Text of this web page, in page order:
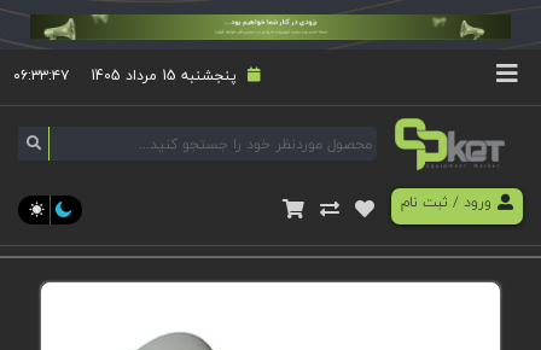
پنجشنبه 15 مرداد 1405 ۰۶:۳۳:۴۷
ورود/ ثبت نام